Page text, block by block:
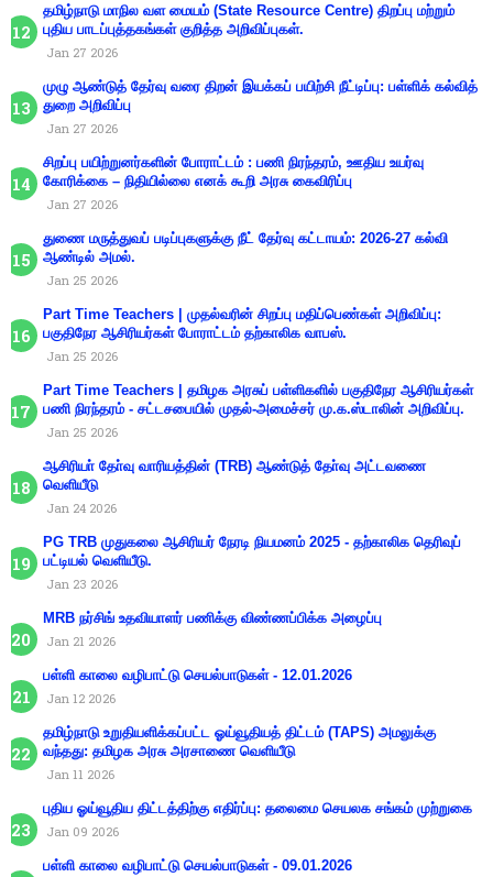
தமிழ்நாடு மாநில வள மையம் (State Resource Centre) திறப்பு மற்றும்
புதிய பாடப்புத்தகங்கள் குறித்த அறிவிப்புகள்.
Jan 27 2026
முழு ஆண்டுத் தேர்வு வரை திறன் இயக்கப் பயிற்சி நீட்டிப்பு: பள்ளிக் கல்வித்
துறை அறிவிப்பு
Jan 27 2026
சிறப்பு பயிற்றுனர்களின் போராட்டம் : பணி நிரந்தரம், ஊதிய உயர்வு
கோரிக்கை – நிதியில்லை எனக் கூறி அரசு கைவிரிப்பு
Jan 27 2026
துணை மருத்துவப் படிப்புகளுக்கு நீட் தேர்வு கட்டாயம்: 2026-27 கல்வி
ஆண்டில் அமல்.
Jan 25 2026
Part Time Teachers | முதல்வரின் சிறப்பு மதிப்பெண்கள் அறிவிப்பு:
பகுதிநேர ஆசிரியர்கள் போராட்டம் தற்காலிக வாபஸ்.
Jan 25 2026
Part Time Teachers | தமிழக அரசுப் பள்ளிகளில் பகுதிநேர ஆசிரியர்கள்
பணி நிரந்தரம் - சட்டசபையில் முதல்-அமைச்சர் மு.க.ஸ்டாலின் அறிவிப்பு.
Jan 25 2026
ஆசிரியா் தோ்வு வாரியத்தின் (TRB) ஆண்டுத் தோ்வு அட்டவணை
வெளியீடு
Jan 24 2026
PG TRB முதுகலை ஆசிரியர் நேரடி நியமனம் 2025 - தற்காலிக தெரிவுப்
பட்டியல் வெளியீடு.
Jan 23 2026
MRB நர்சிங் உதவியாளர் பணிக்கு விண்ணப்பிக்க அழைப்பு
Jan 21 2026
பள்ளி காலை வழிபாட்டு செயல்பாடுகள் - 12.01.2026
Jan 12 2026
தமிழ்நாடு உறுதியளிக்கப்பட்ட ஓய்வூதியத் திட்டம் (TAPS) அமலுக்கு
வந்தது: தமிழக அரசு அரசாணை வெளியீடு
Jan 11 2026
புதிய ஓய்வூதிய திட்டத்திற்கு எதிர்ப்பு: தலைமை செயலக சங்கம் முற்றுகை
Jan 09 2026
பள்ளி காலை வழிபாட்டு செயல்பாடுகள் - 09.01.2026